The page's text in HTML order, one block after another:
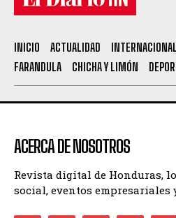
INICIO ACTUALIDAD
FARANDULA
CHICHA Y LIMÓN
ACERCA DE NOSOTROS
Revista digital de Honduras,
social, eventos empresariales